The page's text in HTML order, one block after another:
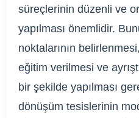
süreçlerinin düzenli ve
yapılması önemlidir.
noktalarının
eğitim verilmesi ve
bir şekilde yapılması
dönüşüm tesislerinin